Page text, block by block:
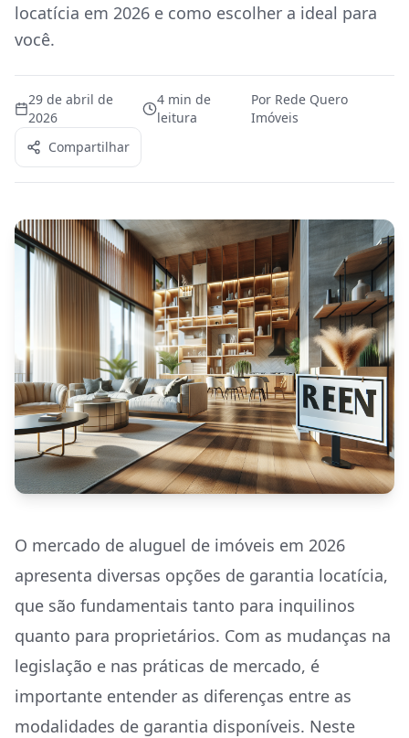
locatícia em 2026 e como escolher a ideal para
você.
29 de abril de
2026
4min de
leitura
Por Rede Quero
Imóveis
Compartilhar
O mercado de aluguel de imóveis em 2026
apresenta diversas opções de garantia locatícia,
que são fundamentais tanto para inquilinos
quanto para proprietários. Com as mudanças na
legislação e nas práticas de mercado, é
importante entender as diferenças entre as
modalidades de garantia disponíveis. Neste